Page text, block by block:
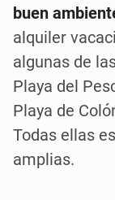
buen
alquiler
algunas de
Playa del
Playa de
Todas ellas
amplias.